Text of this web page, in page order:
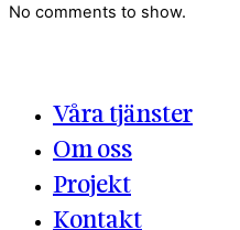
No comments to show.
Våra tjänster
Om oss
Projekt
Kontakt